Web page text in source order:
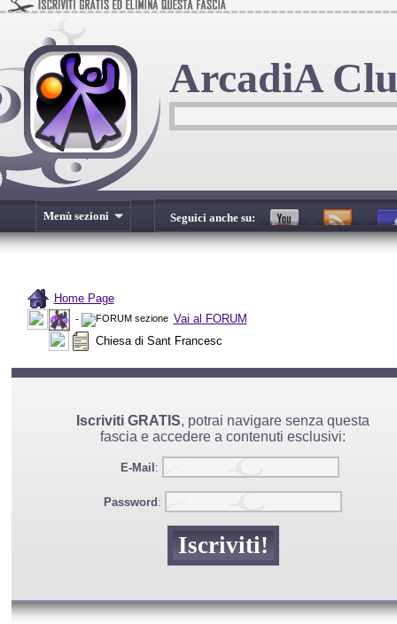
ArcadiA
Menù sezioni Seguici anche su:
Home Page
-
Vai al FORUM
Chiesa di Sant Francesc
Iscriviti GRATIS, potrai navigare senza questa
fascia e accedere a contenuti esclusivi:
E-Mail :
Password :